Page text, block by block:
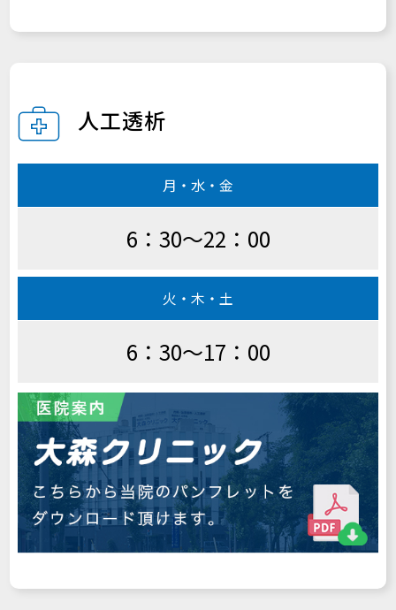
人工透析
月・水・金
6：30～22：00
火・木・土
6：30～17：00